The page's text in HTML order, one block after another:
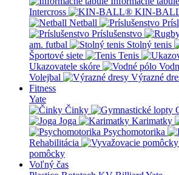
Intercross
KIN-
Netball
Príslušenstvo
am. futbal
Stolný tenis
Športové siete
Tenis
Ukazovatele skóre
Volejbal
Výrazné
Fitness
Yate
Činky
Joga
Karimatky
Psychomotorika
Rehabilitácia
pomôcky
Voľný čas